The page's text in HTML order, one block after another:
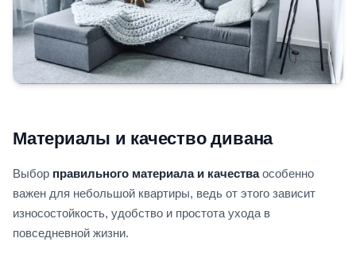
Материалы и качество дивана
Выбор правильного материала и качестваособенно
важен для небольшой квартиры, ведь от этого зависит
износостойкость, удобство и простота ухода в
повседневной жизни.